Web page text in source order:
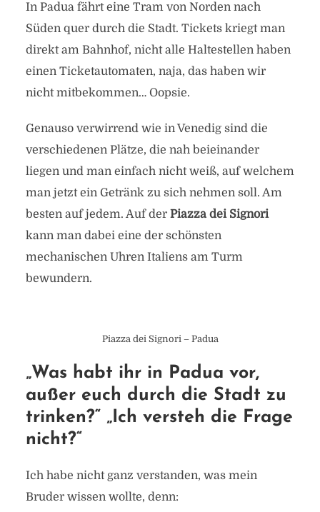
In Padua fährt eine Tram von Norden nach
Süden quer durch die Stadt. Tickets kriegt man
direkt am Bahnhof, nicht alle Haltestellen haben
einen Ticketautomaten, naja, das haben wir
nicht mitbekommen… Oopsie.
Genauso verwirrend wie in Venedig sind die
verschiedenen Plätze, die nah beieinander
liegen und man einfach nicht weiß, auf welchem
man jetzt ein Getränk zu sich nehmen soll. Am
besten auf jedem. Auf der Piazza dei Signori
kann man dabei eine der schönsten
mechanischen Uhren Italiens am Turm
bewundern.
Piazza dei Signori – Padua
„Was habt ihr in Padua vor,
außer euch durch die Stadt zu
trinken?“ „Ich versteh die Frage
nicht?“
Ich habe nicht ganz verstanden, was mein
Bruder wissen wollte, denn: